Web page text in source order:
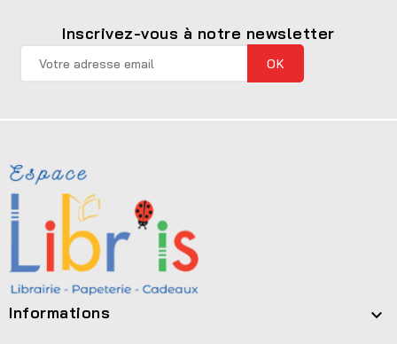
Inscrivez-vous à notre newsletter
Informations 